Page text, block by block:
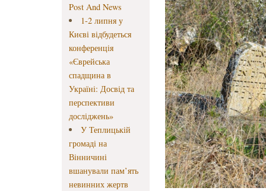
Post And News
1-2 липня у
Києві відбудеться
конференція
«Єврейська
спадщина в
Україні: Досвід та
перспективи
досліджень»
У Теплицькій
громаді на
Вінничині
вшанували пам’ять
невинних жертв